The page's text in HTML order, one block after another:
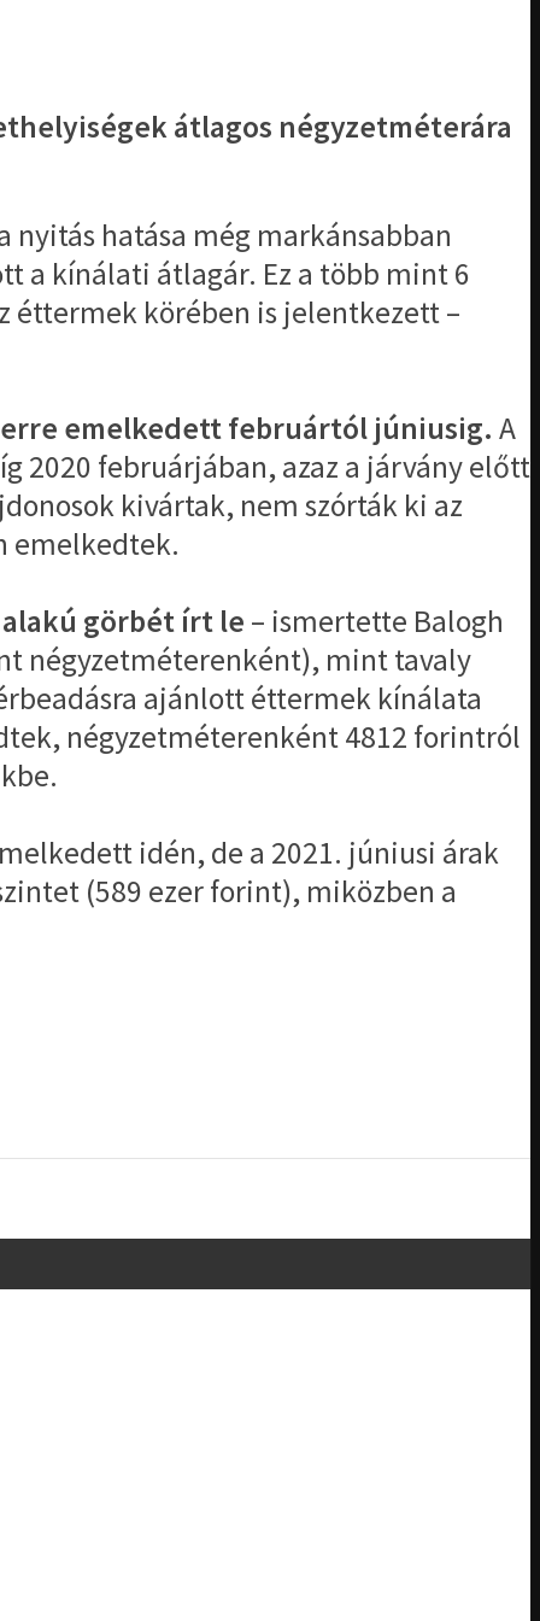
átlagos négyzetméterára
nyitás hatása még markánsabban
a kínálati átlagár. Ez a több mint 6
éttermek körében is jelentkezett –
emelkedett februártól júniusig. A
2020 februárjában, azaz a járvány előtt
kivártak, nem szórták ki az
emelkedtek.
görbét írt le – ismertette Balogh
négyzetméterenként), mint tavaly
ajánlott éttermek kínálata
négyzetméterenként 4812 forintról
idén, de a 2021. júniusi árak
(589 ezer forint), miközben a